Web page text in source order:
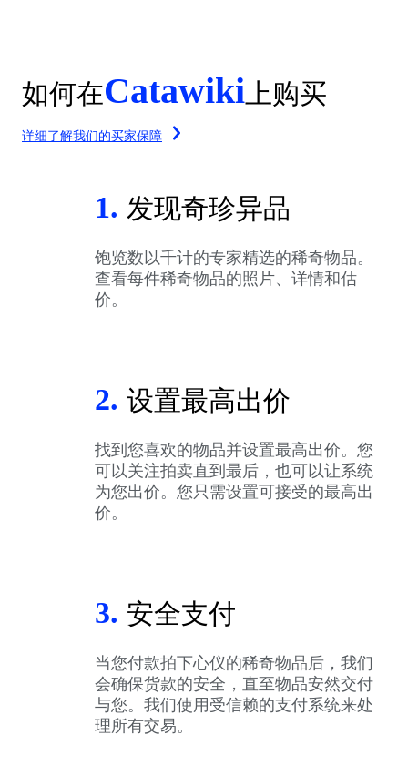
如何在Catawiki 上购买
详细了解我们的买家保障
1. 发现奇珍异品
饱览数以千计的专家精选的稀奇物品。
查看每件稀奇物品的照片、详情和估
价。
2. 设置最高出价
找到您喜欢的物品并设置最高出价。您
可以关注拍卖直到最后，也可以让系统
为您出价。您只需设置可接受的最高出
价。
3. 安全支付
当您付款拍下心仪的稀奇物品后，我们
会确保货款的安全，直至物品安然交付
与您。我们使用受信赖的支付系统来处
理所有交易。